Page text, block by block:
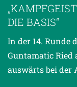
DIE BASIS“
In der 14. Runde
Guntamatic Ried
auswärts bei der